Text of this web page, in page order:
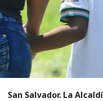
San Salvador. La